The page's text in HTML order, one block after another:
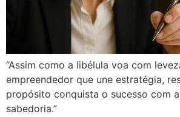
“Assim como a libélula voa com
empreendedor que une estratégia,
propósito conquista o sucesso com
sabedoria.”